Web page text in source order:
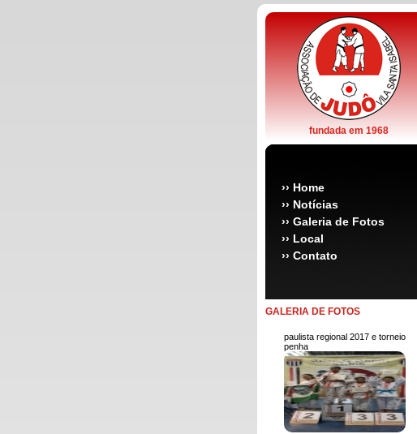
fundada em 1968
›› Home
›› Notícias
›› Galeria de Fotos
›› Local
›› Contato
GALERIA DE FOTOS
paulista regional 2017 e torneio
penha